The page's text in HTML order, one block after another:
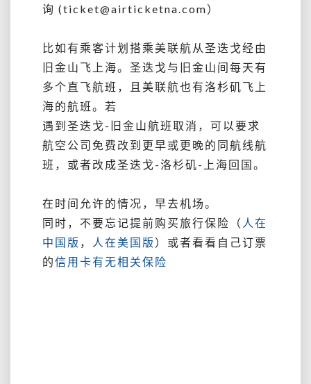
询 (ticket@airticketna.com）
比如有乘客计划搭乘美联航从圣迭戈经由
旧金山飞上海。圣迭戈与旧金山间每天有
多个直飞航班，且美联航也有洛杉矶飞上
海的航班。若
遇到圣迭戈-旧金山航班取消，可以要求
航空公司免费改到更早或更晚的同航线航
班，或者改成圣迭戈-洛杉矶-上海回国。
在时间允许的情况，早去机场。
同时，不要忘记提前购买旅行保险（ 人在
中国版 ， 人在美国版 ）或者看看自己订票
的信用卡有无相关保险